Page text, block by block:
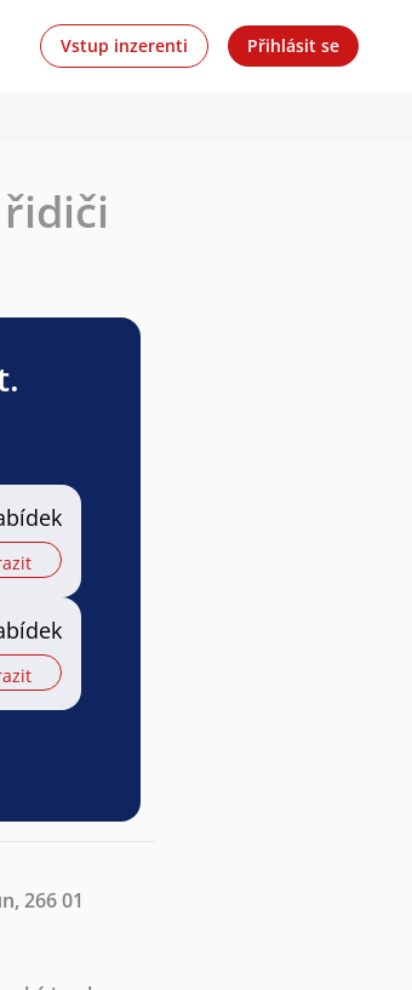
Vstup inzerenti Přihlásit se
266 01